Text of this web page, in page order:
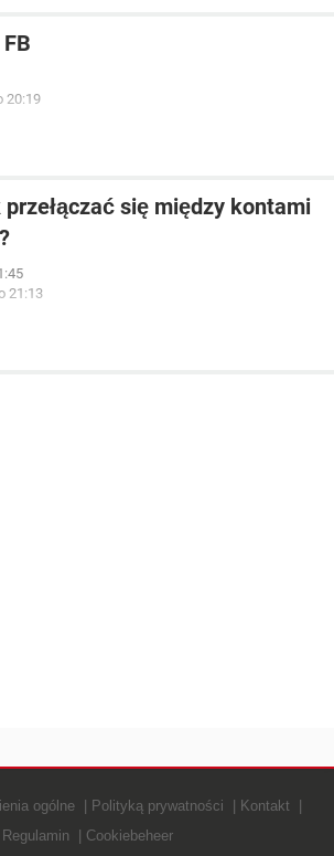
20:19
się między kontami
21:13
ogólne Polityką prywatności
Kontakt
Regulamin
Cookiebeheer